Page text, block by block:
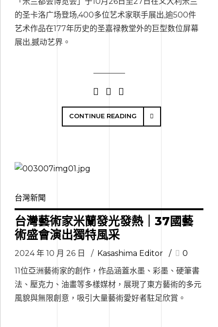
的圣卡洛广场登场,400多位艺术家联手展出,逾500件
艺术作品在177年历史的圣嘉禄教堂外的巨型数位屏幕
展出,撼动艺界。
CONTINUE READING
台灣新聞
台灣藝術家米蘭發光發熱｜37國藝
術盛會演出獨特風采
2024 年 10 月 26 日 Kasashima Editor
0
11位亞洲藝術家的創作，作品涵蓋水墨、彩墨、硬筆書
法、壓克力、油畫等多樣媒材，展現了東方藝術的多元
風貌與無限創意，吸引大量藝術愛好者駐足欣賞。